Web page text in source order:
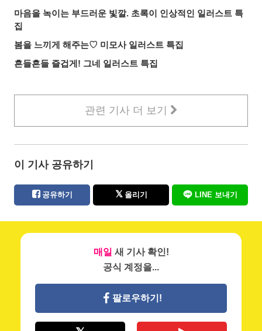
마음을 녹이는 부드러운 빛깔. 초록이 인상적인 일러스트 특
집
봄을 느끼게 해주는♡ 미모사 일러스트 특집
흔들흔들 즐겁게! 그네 일러스트 특집
관련 기사 더 보기
이 기사 공유하기
공유하기 올리기 LINE 보내기
매일 새 기사 확인!
공식 계정을...
팔로우하기!